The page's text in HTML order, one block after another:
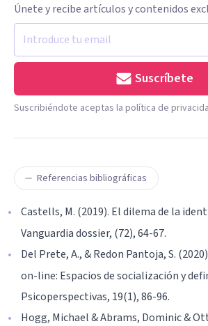
Únete y recibe artículos y contenidos
Suscríbete
Suscribiéndote aceptas la política de
Referencias bibliográficas
Castells, M. (2019). El dilema de la
Vanguardia dossier, (72), 64-67.
Del Prete, A., & Redon Pantoja, S.
on-line: Espacios de socialización y
Psicoperspectivas, 19(1), 86-96.
Hogg, Michael & Abrams, Dominic &